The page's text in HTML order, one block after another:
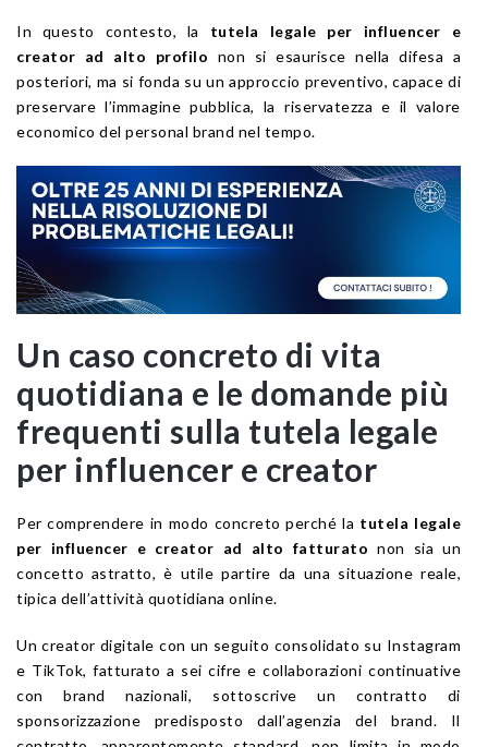
In questo contesto, la tutela legale per influencer e
creator ad alto profilo non si esaurisce nella difesa a
posteriori, ma si fonda su un approccio preventivo, capace di
preservare l’immagine pubblica, la riservatezza e il valore
economico del personal brand nel tempo.
Un caso concreto di vita
quotidiana e le domande più
frequenti sulla tutela legale
per influencer e creator
Per comprendere in modo concreto perché la tutela legale
per influencer e creator ad alto fatturato non sia un
concetto astratto, è utile partire da una situazione reale,
tipica dell’attività quotidiana online.
Un creator digitale con un seguito consolidato su Instagram
e TikTok, fatturato a sei cifre e collaborazioni continuative
con brand nazionali, sottoscrive un contratto di
sponsorizzazione predisposto dall’agenzia del brand. Il